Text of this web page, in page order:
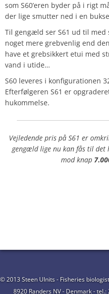
som S60’eren byder på i rigt
der lige smutter ned i en
Til gengæld ser S61 ud til
noget mere grebvenlig end
have et grebsikkert etui med
vand i utide…
S60 leveres i konfigurationen
Efterfølgeren S61 er
hukommelse.
Vejledende pris på S61 er
gengæld lige nu kan fås til det
mod knap
© 2013 Steen Ulnits - Fisheries
8920 Randers NV - Denmark -